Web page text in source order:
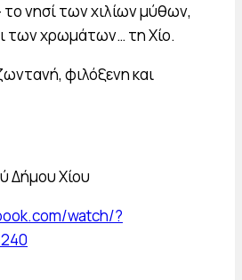
το νησί των χιλίων μύθων,
των χρωμάτων… τη Χίο.
φιλόξενη και
Δήμου Χίου
watch/?